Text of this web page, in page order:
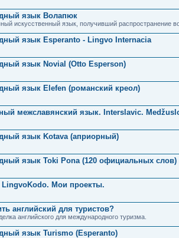
язык Волапюк
искусственный язык, получивший распространение
язык Esperanto - Lingvo Internacia
язык Novial (Otto Esperson)
язык Elefen (романский креол)
межславянский язык. Interslavic.
язык Kotava (априорный)
язык Toki Pona (120 официальных слов)
LingvoKodo. Мои проекты.
английский для туристов?
английского для международного туризма.
язык Turismo (Esperanto)